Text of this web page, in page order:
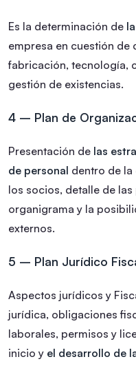
Es la determinación de
empresa en cuestión
fabricación, tecnología,
gestión de existencias.
4 – Plan de
Presentación de las
de personal dentro de la
los socios, detalle de
organigrama y la
externos.
5 – Plan Jurídico
Aspectos jurídicos y
jurídica, obligaciones
laborales, permisos y
inicio y el desarrollo de